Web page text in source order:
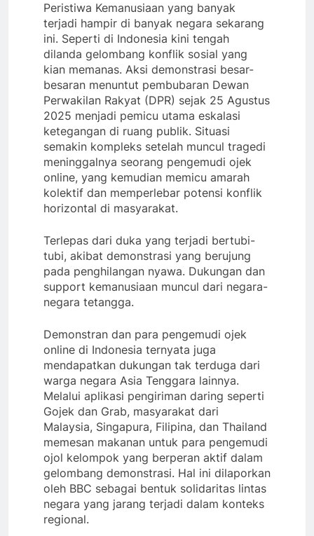
Peristiwa Kemanusiaan yang banyak
terjadi hampir di banyak negara sekarang
ini. Seperti di Indonesia kini tengah
dilanda gelombang konflik sosial yang
kian memanas. Aksi demonstrasi besar-
besaran menuntut pembubaran Dewan
Perwakilan Rakyat (DPR) sejak 25 Agustus
2025 menjadi pemicu utama eskalasi
ketegangan di ruang publik. Situasi
semakin kompleks setelah muncul tragedi
meninggalnya seorang pengemudi ojek
online, yang kemudian memicu amarah
kolektif dan memperlebar potensi konflik
horizontal di masyarakat.
Terlepas dari duka yang terjadi bertubi-
tubi, akibat demonstrasi yang berujung
pada penghilangan nyawa. Dukungan dan
support kemanusiaan muncul dari negara-
negara tetangga.
Demonstran dan para pengemudi ojek
online di Indonesia ternyata juga
mendapatkan dukungan tak terduga dari
warga negara Asia Tenggara lainnya.
Melalui aplikasi pengiriman daring seperti
Gojek dan Grab, masyarakat dari
Malaysia, Singapura, Filipina, dan Thailand
memesan makanan untuk para pengemudi
ojol kelompok yang berperan aktif dalam
gelombang demonstrasi. Hal ini dilaporkan
oleh BBC sebagai bentuk solidaritas lintas
negara yang jarang terjadi dalam konteks
regional.